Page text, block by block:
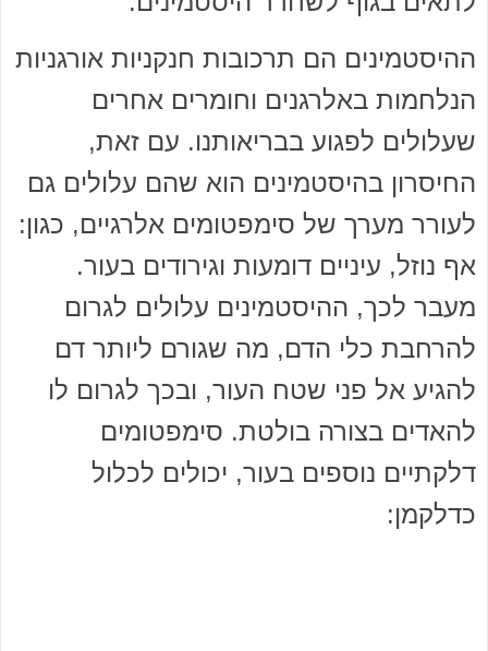
ההיסטמינים הם תרכובות חנקניות אורגניות
הנלחמות באלרגנים וחומרים אחרים
שעלולים לפגוע בבריאותנו. עם זאת,
החיסרון בהיסטמינים הוא שהם עלולים גם
לעורר מערך של סימפטומים אלרגיים, כגון:
אף נוזל, עיניים דומעות וגירודים בעור.
מעבר לכך, ההיסטמינים עלולים לגרום
להרחבת כלי הדם, מה שגורם ליותר דם
להגיע אל פני שטח העור, ובכך לגרום לו
להאדים בצורה בולטת. סימפטומים
דלקתיים נוספים בעור, יכולים לכלול
כדלקמן: